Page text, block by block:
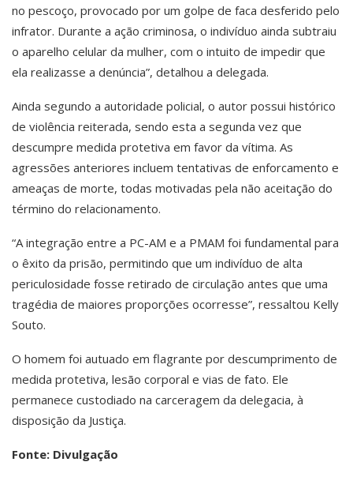
no pescoço, provocado por um golpe de faca desferido pelo
infrator. Durante a ação criminosa, o indivíduo ainda subtraiu
o aparelho celular da mulher, com o intuito de impedir que
ela realizasse a denúncia”, detalhou a delegada.
Ainda segundo a autoridade policial, o autor possui histórico
de violência reiterada, sendo esta a segunda vez que
descumpre medida protetiva em favor da vítima. As
agressões anteriores incluem tentativas de enforcamento e
ameaças de morte, todas motivadas pela não aceitação do
término do relacionamento.
“A integração entre a PC-AM e a PMAM foi fundamental para
o êxito da prisão, permitindo que um indivíduo de alta
periculosidade fosse retirado de circulação antes que uma
tragédia de maiores proporções ocorresse”, ressaltou Kelly
Souto.
O homem foi autuado em flagrante por descumprimento de
medida protetiva, lesão corporal e vias de fato. Ele
permanece custodiado na carceragem da delegacia, à
disposição da Justiça.
Fonte: Divulgação